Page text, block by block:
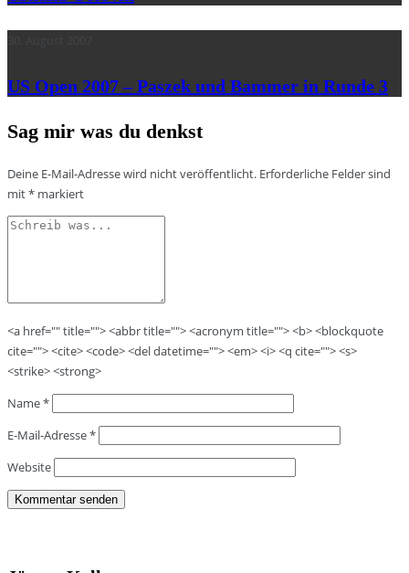
US Open 2007 – Paszek und Bammer in Runde 3
Sag mir was du denkst
Deine E-Mail-Adresse wird nicht veröffentlicht. Erforderliche Felder sind
mit* markiert
<a href="" title=""> <abbr title=""> <acronym title=""> <b> <blockquote
cite=""> <cite> <code> <del datetime=""> <em> <i> <q cite=""> <s>
<strike> <strong>
Name*
E-Mail-Adresse*
Website